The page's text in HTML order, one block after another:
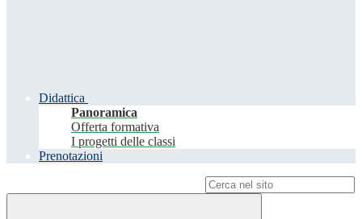
Didattica
Panoramica
Offerta formativa
I progetti delle classi
Prenotazioni